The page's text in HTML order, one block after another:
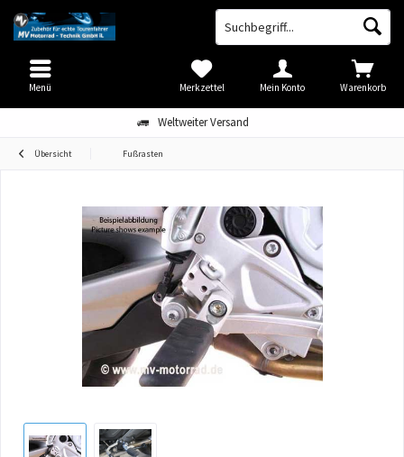
Weltweiter Versand
Warenkorb
Merkzettel Mein Konto
Menü
Übersicht Fußrasten